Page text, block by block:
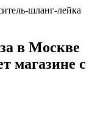
шланг-лейка
в Москве
магазине с